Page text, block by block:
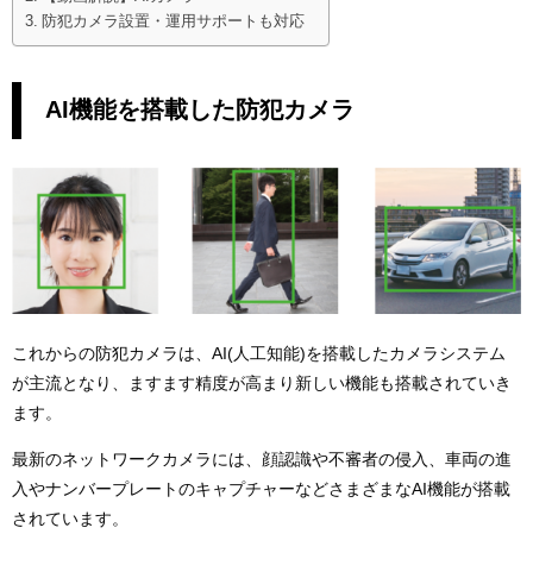
防犯カメラ設置・運用サポートも対応
AI機能を搭載した防犯カメラ
これからの防犯カメラは、AI(人工知能)を搭載したカメラシステム
が主流となり、ますます精度が高まり新しい機能も搭載されていき
ます。
最新のネットワークカメラには、顔認識や不審者の侵入、車両の進
入やナンバープレートのキャプチャーなどさまざまなAI機能が搭載
されています。